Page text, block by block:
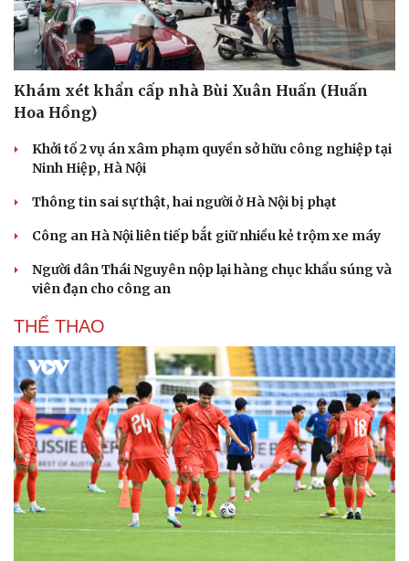
Du lịch
Tư vấn
Săn Tour
check-in
Podcast
Kể chuyện cho bé
Hạt giống tâm hồn
Khám xét khẩn cấp nhà Bùi Xuân Huấn (Huấn
Hoa Hồng)
Khởi tố 2 vụ án xâm phạm quyền sở hữu công nghiệp tại
Ninh Hiệp, Hà Nội
Thông tin sai sự thật, hai người ở Hà Nội bị phạt
Công an Hà Nội liên tiếp bắt giữ nhiều kẻ trộm xe máy
Người dân Thái Nguyên nộp lại hàng chục khẩu súng và
viên đạn cho công an
THỂ THAO